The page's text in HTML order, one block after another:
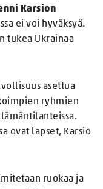
Karsion
ei voi hyväksyä.
tukea Ukrainaa
asettua
ryhmien
ovat lapset, Karsio
ruokaa ja